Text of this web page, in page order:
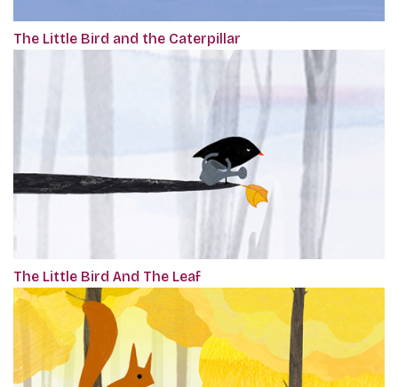
The Little Bird and the Caterpillar
The Little Bird And The Leaf